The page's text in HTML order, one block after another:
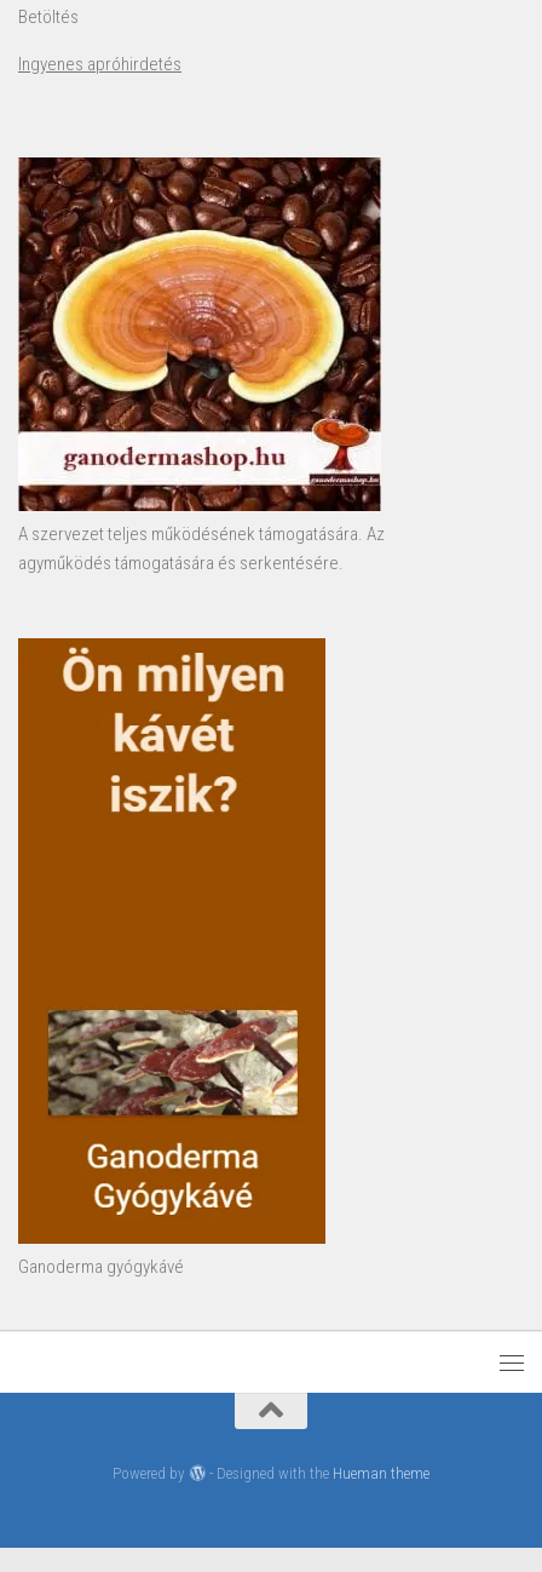
Betöltés
Ingyenes apróhirdetés
A szervezet teljes működésének támogatására. Az
agyműködés támogatására és serkentésére.
Ganoderma gyógykávé
Powered by - Designed with the Hueman theme